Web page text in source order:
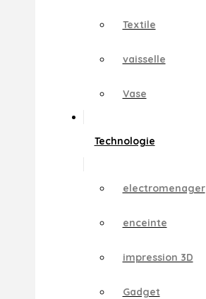
Textile
vaisselle
Vase
Technologie
electromenager
enceinte
impression 3D
Gadget